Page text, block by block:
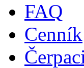
FAQ
Cenník